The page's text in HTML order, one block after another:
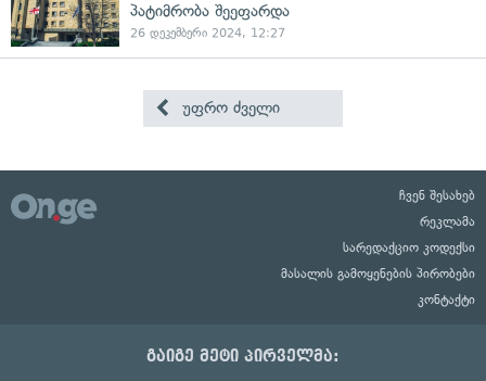
პატიმრობა შეეფარდა
26 დეკემბერი 2024, 12:27
უფრო ძველი
ჩვენ შესახებ
რეკლამა
სარედაქციო კოდექსი
მასალის გამოყენების პირობები
კონტაქტი
გაიგე მეტი პირველმა: